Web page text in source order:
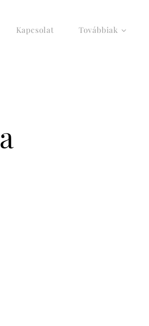
Kapcsolat Továbbiak